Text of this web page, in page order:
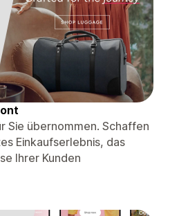
Sie übernommen. Schaffen
Einkaufserlebnis, das
Ihrer Kunden